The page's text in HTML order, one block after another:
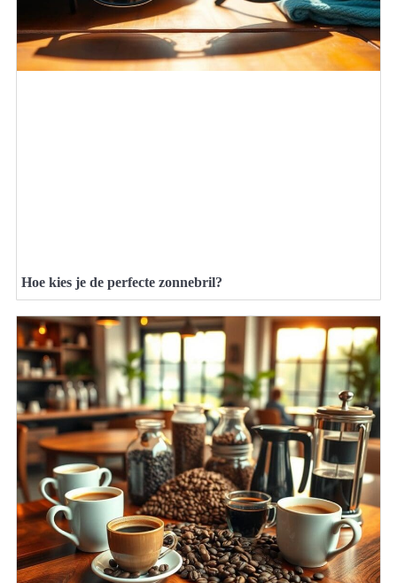
Hoe kies je de perfecte zonnebril?